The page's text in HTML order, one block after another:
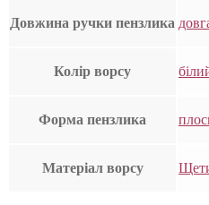
Довжина ручки пензлика
Колір ворсу
Форма пензлика
Матеріал ворсу